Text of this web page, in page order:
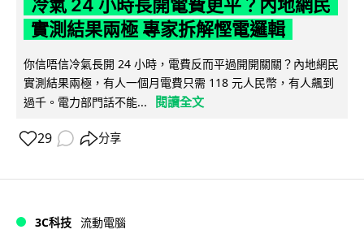
冷氣 24 小時長開電費更平？內地網民
實測結果兩極 專家拆解慳電邏輯
你信唔信冷氣長開 24 小時，電費反而平過開開關關？內地網民
實測結果兩極，有人一個月電費只需 118 元人民幣，有人飆到
過千。電力部門話不能...
閱讀全文
29 分享
3C科技 流動電腦